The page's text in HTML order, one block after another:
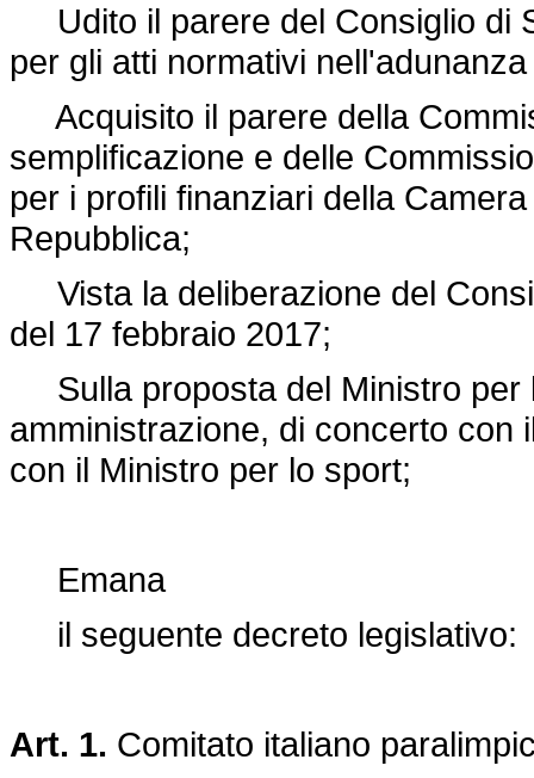
Udito il parere del Consiglio di
per gli atti normativi
Acquisito il parere della
semplificazione e delle
per i profili finanziari della
Repubblica;
Vista la deliberazione del
del 17 febbraio 2017;
Sulla proposta del Ministro per
amministrazione, di concerto con
con il Ministro per lo sport;
Emana
il seguente decreto legislativo:
Art. 1. Comitato italiano